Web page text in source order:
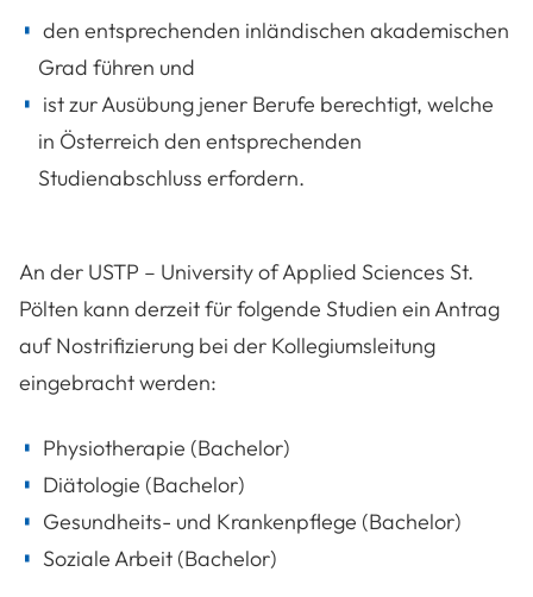
den entsprechenden inländischen akademischen
Grad führen und
ist zur Ausübung jener Berufe berechtigt, welche
in Österreich den entsprechenden
Studienabschluss erfordern.
An der USTP – University of Applied Sciences St.
Pölten kann derzeit für folgende Studien ein Antrag
auf Nostrifizierung bei der Kollegiumsleitung
eingebracht werden:
Physiotherapie (Bachelor)
Diätologie (Bachelor)
Gesundheits- und Krankenpflege (Bachelor)
Soziale Arbeit (Bachelor)